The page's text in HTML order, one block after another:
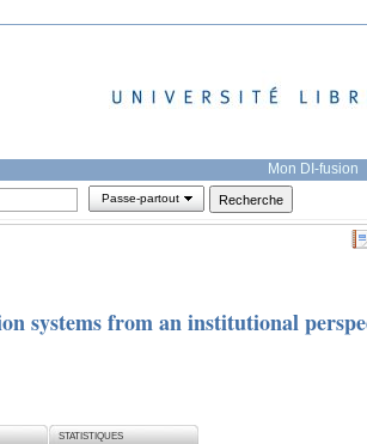
Mon DI-fusion
Passe-partout
systems from an institutional
STATISTIQUES